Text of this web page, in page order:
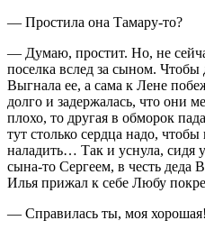
— Простила она Тамару-то?
— Думаю, простит. Но, не
поселка вслед за сыном.
Выгнала ее, а сама к Лене
долго и задержалась, что они
плохо, то другая в обморок
тут столько сердца надо, чтобы
наладить… Так и уснула, сидя
сына-то Сергеем, в честь деда
Илья прижал к себе Любу
— Справилась ты, моя хорошая!